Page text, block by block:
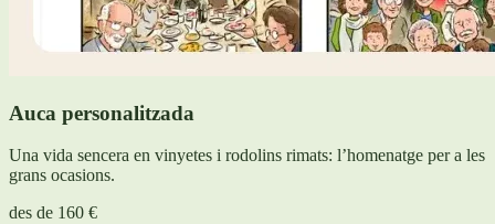
Auca personalitzada
Una vida sencera en vinyetes i rodolins rimats: l’homenatge per a les
grans ocasions.
des de 160 €